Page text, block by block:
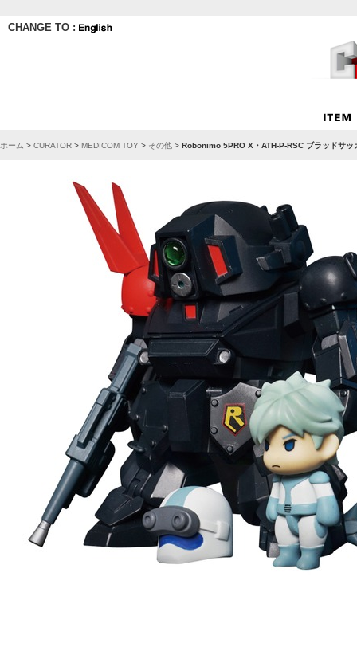
CHANGE TO :
ホーム > CURATOR > MEDICOM TOY > その他 > Robonimo 5PRO X・ATH-P-RSC ブラッドサッ